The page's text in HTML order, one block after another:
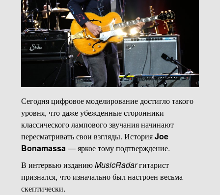
Сегодня цифровое моделирование достигло такого
уровня, что даже убежденные сторонники
классического лампового звучания начинают
пересматривать свои взгляды. ИсторияJoe
Bonamassa— яркое тому подтверждение.
В интервью изданиюMusicRadarгитарист
признался, что изначально был настроен весьма
скептически.